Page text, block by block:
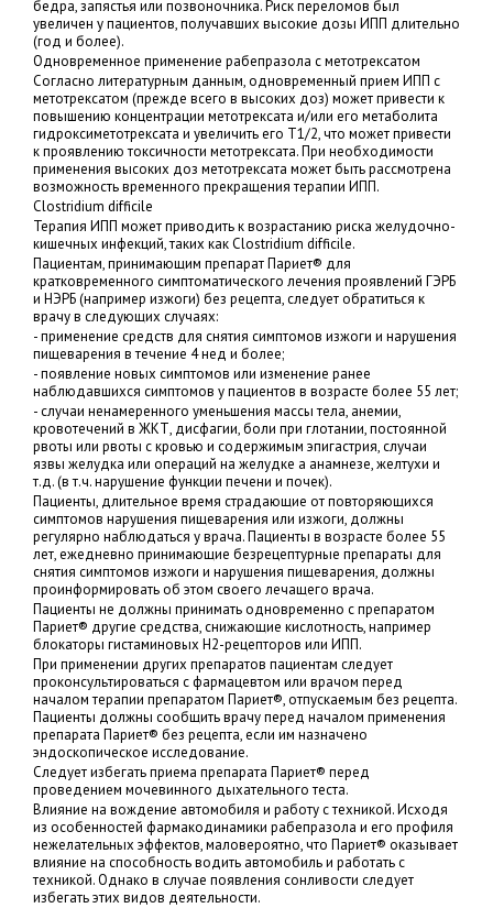
бедра, запястья или позвоночника. Риск переломов был
увеличен у пациентов, получавших высокие дозы ИПП длительно
(год и более).
Одновременное применение рабепразола с метотрексатом
Согласно литературным данным, одновременный прием ИПП с
метотрексатом (прежде всего в высоких доз) может привести к
повышению концентрации метотрексата и/или его метаболита
гидроксиметотрексата и увеличить его T1/2, что может привести
к проявлению токсичности метотрексата. При необходимости
применения высоких доз метотрексата может быть рассмотрена
возможность временного прекращения терапии ИПП.
Clostridium difficile
Терапия ИПП может приводить к возрастанию риска желудочно-
кишечных инфекций, таких как Clostridium difficile.
Пациентам, принимающим препарат Париет® для
кратковременного симптоматического лечения проявлений ГЭРБ
и НЭРБ (например изжоги) без рецепта, следует обратиться к
врачу в следующих случаях:
- применение средств для снятия симптомов изжоги и нарушения
пищеварения в течение 4 нед и более;
- появление новых симптомов или изменение ранее
наблюдавшихся симптомов у пациентов в возрасте более 55 лет;
- случаи ненамеренного уменьшения массы тела, анемии,
кровотечений в ЖКТ, дисфагии, боли при глотании, постоянной
рвоты или рвоты с кровью и содержимым эпигастрия, случаи
язвы желудка или операций на желудке а анамнезе, желтухи и
т.д. (в т.ч. нарушение функции печени и почек).
Пациенты, длительное время страдающие от повторяющихся
симптомов нарушения пищеварения или изжоги, должны
регулярно наблюдаться у врача. Пациенты в возрасте более 55
лет, ежедневно принимающие безрецептурные препараты для
снятия симптомов изжоги и нарушения пищеварения, должны
проинформировать об этом своего лечащего врача.
Пациенты не должны принимать одновременно с препаратом
Париет® другие средства, снижающие кислотность, например
блокаторы гистаминовых Н2-рецепторов или ИПП.
При применении других препаратов пациентам следует
проконсультироваться с фармацевтом или врачом перед
началом терапии препаратом Париет®, отпускаемым без рецепта.
Пациенты должны сообщить врачу перед началом применения
препарата Париет® без рецепта, если им назначено
эндоскопическое исследование.
Следует избегать приема препарата Париет® перед
проведением мочевинного дыхательного теста.
Влияние на вождение автомобиля и работу с техникой. Исходя
из особенностей фармакодинамики рабепразола и его профиля
нежелательных эффектов, маловероятно, что Париет® оказывает
влияние на способность водить автомобиль и работать с
техникой. Однако в случае появления сонливости следует
избегать этих видов деятельности.